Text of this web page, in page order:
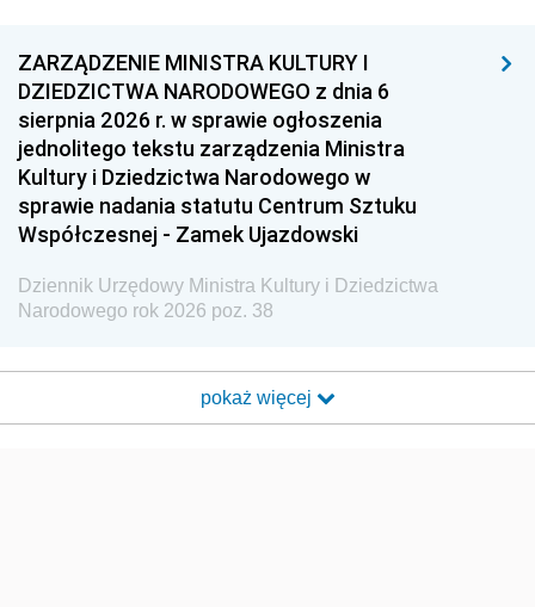
ZARZĄDZENIE MINISTRA KULTURY I
DZIEDZICTWA NARODOWEGO z dnia 6
sierpnia 2026 r. w sprawie ogłoszenia
jednolitego tekstu zarządzenia Ministra
Kultury i Dziedzictwa Narodowego w
sprawie nadania statutu Centrum Sztuku
Współczesnej - Zamek Ujazdowski
Dziennik Urzędowy Ministra Kultury i Dziedzictwa
Narodowego rok 2026 poz. 38
pokaż więcej